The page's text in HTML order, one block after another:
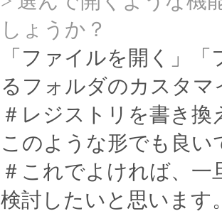
しょうか？
「ファイルを開く」
るフォルダのカスタ
＃レジストリを書き
このような形でも良い
＃これでよければ、
検討したいと思います